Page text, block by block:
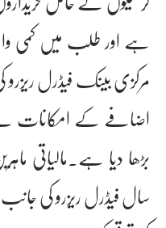
ہے اور طلب میں کمی
مرکزی بینک فیڈرل
اضافے کے امکانات نے
بڑھا دیا ہے۔مالیاتی
سال فیڈرل ریزرو کی